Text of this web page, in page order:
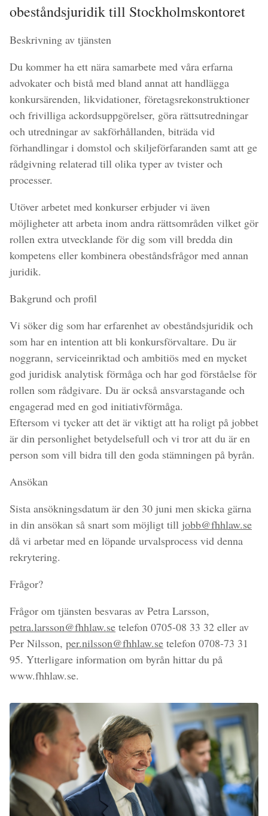
obeståndsjuridik till Stockholmskontoret
Beskrivning av tjänsten
Du kommer ha ett nära samarbete med våra erfarna
advokater och bistå med bland annat att handlägga
konkursärenden, likvidationer, företagsrekonstruktioner
och frivilliga ackordsuppgörelser, göra rättsutredningar
och utredningar av sakförhållanden, biträda vid
förhandlingar i domstol och skiljeförfaranden samt att ge
rådgivning relaterad till olika typer av tvister och
processer.
Utöver arbetet med konkurser erbjuder vi även
möjligheter att arbeta inom andra rättsområden vilket gör
rollen extra utvecklande för dig som vill bredda din
kompetens eller kombinera obeståndsfrågor med annan
juridik.
Bakgrund och profil
Vi söker dig som har erfarenhet av obeståndsjuridik och
som har en intention att bli konkursförvaltare. Du är
noggrann, serviceinriktad och ambitiös med en mycket
god juridisk analytisk förmåga och har god förståelse för
rollen som rådgivare. Du är också ansvarstagande och
engagerad med en god initiativförmåga.
Eftersom vi tycker att det är viktigt att ha roligt på jobbet
är din personlighet betydelsefull och vi tror att du är en
person som vill bidra till den goda stämningen på byrån.
Ansökan
Sista ansökningsdatum är den 30 juni men skicka gärna
in din ansökan så snart som möjligt till jobb@fhhlaw.se
då vi arbetar med en löpande urvalsprocess vid denna
rekrytering.
Frågor?
Frågor om tjänsten besvaras av Petra Larsson,
petra.larsson@fhhlaw.se telefon 0705-08 33 32 eller av
Per Nilsson, per.nilsson@fhhlaw.se telefon 0708-73 31
95. Ytterligare information om byrån hittar du på
www.fhhlaw.se.